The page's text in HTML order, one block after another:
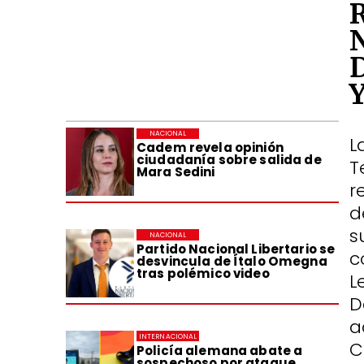
Cadem revela opinión
ciudadanía sobre salida de
Mara Sedini
NACIONAL
Partido Nacional Libertario se
desvincula de Ítalo Omegna
tras polémico video
NACIONAL
Policía alemana abate a
INTERNACIONAL